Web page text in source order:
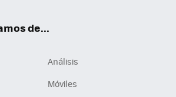
de...
Análisis
Móviles